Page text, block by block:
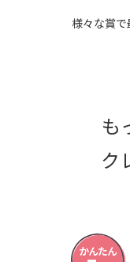
様々な賞
も
ク